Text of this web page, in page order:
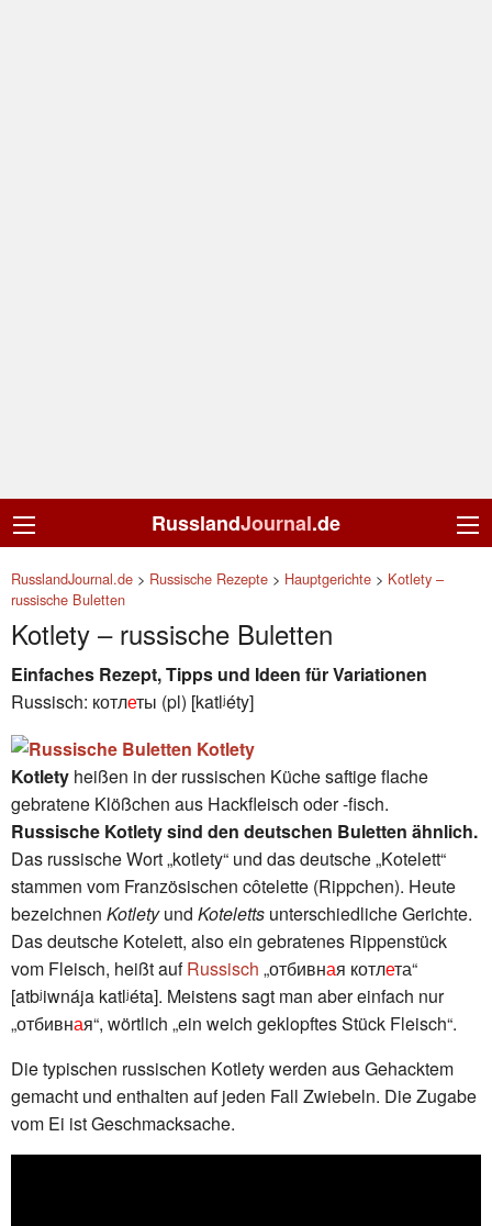
RusslandJournal.de
RusslandJournal.de > Russische Rezepte > Hauptgerichte > Kotlety –
russische Buletten
Kotlety – russische Buletten
Einfaches Rezept, Tipps und Ideen für Variationen
Russisch: котлеты (pl) [katlʲéty]
Kotlety heißen in der russischen Küche saftige flache
gebratene Klößchen aus Hackfleisch oder -fisch.
Russische Kotlety sind den deutschen Buletten ähnlich.
Das russische Wort „kotlety“ und das deutsche „Kotelett“
stammen vom Französischen côtelette (Rippchen). Heute
bezeichnen Kotletyund Koteletts unterschiedliche Gerichte.
Das deutsche Kotelett, also ein gebratenes Rippenstück
vom Fleisch, heißt aufRussisch „отбивная котлета“
[atbʲiwnája katlʲéta]. Meistens sagt man aber einfach nur
„отбивная“, wörtlich „ein weich geklopftes Stück Fleisch“.
Die typischen russischen Kotlety werden aus Gehacktem
gemacht und enthalten auf jeden Fall Zwiebeln. Die Zugabe
vom Ei ist Geschmacksache.